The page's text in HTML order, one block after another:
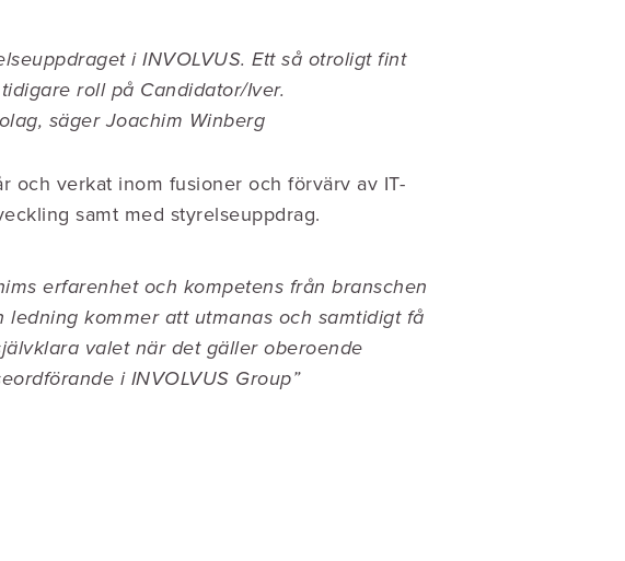
i INVOLVUS. Ett så otroligt fint
roll på Candidator/Iver.
säger Joachim Winberg
och verkat inom fusioner och förvärv av IT-
samt med styrelseuppdrag.
erfarenhet och kompetens från branschen
ledning kommer att utmanas och samtidigt få
valet när det gäller oberoende
i INVOLVUS Group”